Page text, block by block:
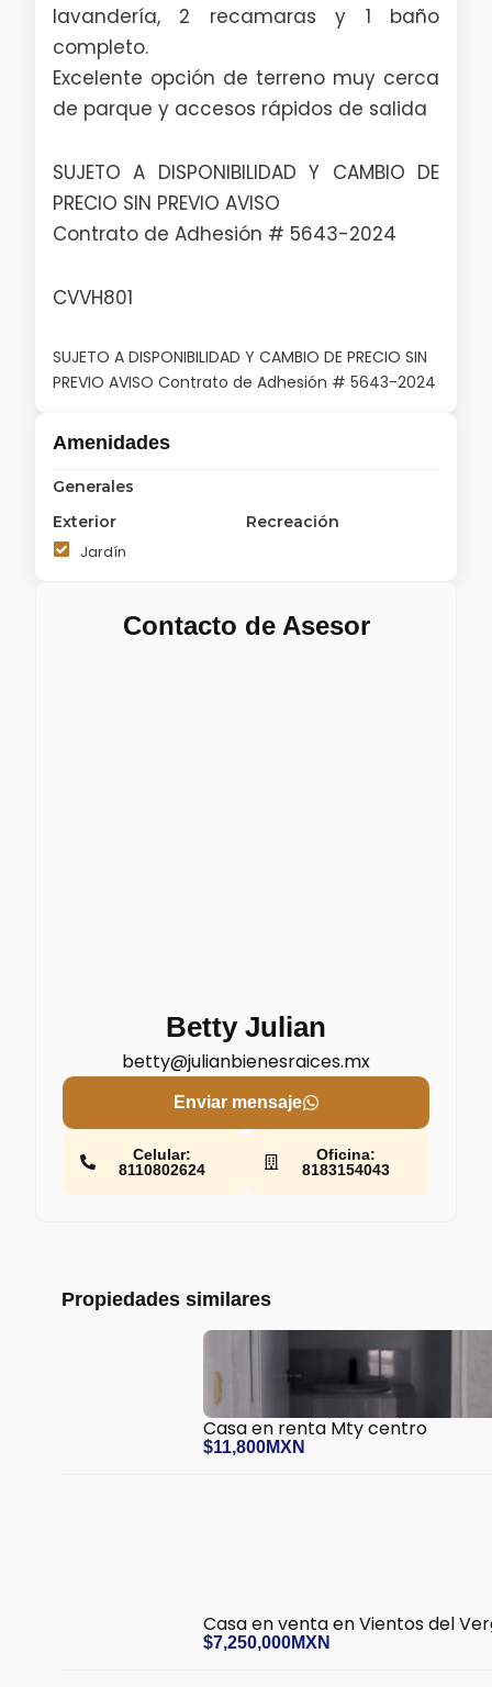
lavandería, 2 recamaras y 1 baño
completo.
Excelente opción de terreno muy cerca
de parque y accesos rápidos de salida
SUJETO A DISPONIBILIDAD Y CAMBIO DE
PRECIO SIN PREVIO AVISO
Contrato de Adhesión # 5643-2024
CVVH801
SUJETO A DISPONIBILIDAD Y CAMBIO DE PRECIO SIN
PREVIO AVISO Contrato de Adhesión # 5643-2024
Amenidades
Generales
Exterior
Jardín
Recreación
Contacto de Asesor
Betty Julian
betty@julianbienesraices.mx
Enviar mensaje
Celular:
8110802624
Oficina:
8183154043
Propiedades similares
Casa en renta Mty centro
$11,800MXN
Casa en venta en Vientos del
$7,250,000MXN